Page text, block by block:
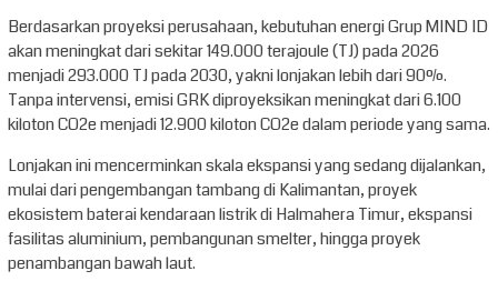
Berdasarkan proyeksi perusahaan, kebutuhan energi Grup MIND ID
akan meningkat dari sekitar 149.000 terajoule (TJ) pada 2026
menjadi 293.000 TJ pada 2030, yakni lonjakan lebih dari 90%.
Tanpa intervensi, emisi GRK diproyeksikan meningkat dari 6.100
kiloton CO2e menjadi 12.900 kiloton CO2e dalam periode yang sama.
Lonjakan ini mencerminkan skala ekspansi yang sedang dijalankan,
mulai dari pengembangan tambang di Kalimantan, proyek
ekosistem baterai kendaraan listrik di Halmahera Timur, ekspansi
fasilitas aluminium, pembangunan smelter, hingga proyek
penambangan bawah laut.